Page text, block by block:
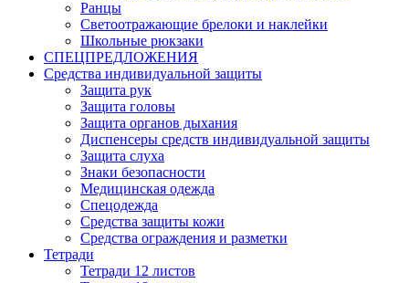
Ранцы
Светоотражающие брелоки и наклейки
Школьные рюкзаки
СПЕЦПРЕДЛОЖЕНИЯ
Средства индивидуальной защиты
Защита рук
Защита головы
Защита органов дыхания
Диспенсеры средств индивидуальной защиты
Защита слуха
Знаки безопасности
Медицинская одежда
Спецодежда
Средства защиты кожи
Средства ограждения и разметки
Тетради
Тетради 12 листов